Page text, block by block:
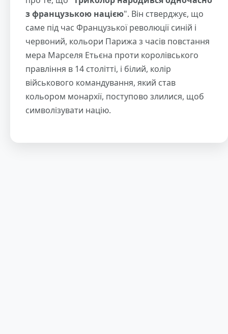
з французькою нацією". Він стверджує, що
саме під час Французької революції синій і
червоний, кольори Парижа з часів повстання
мера Марселя Етьєна проти королівського
правління в 14 столітті, і білий, колір
військового командування, який став
кольором монархії, поступово злилися, щоб
символізувати націю.